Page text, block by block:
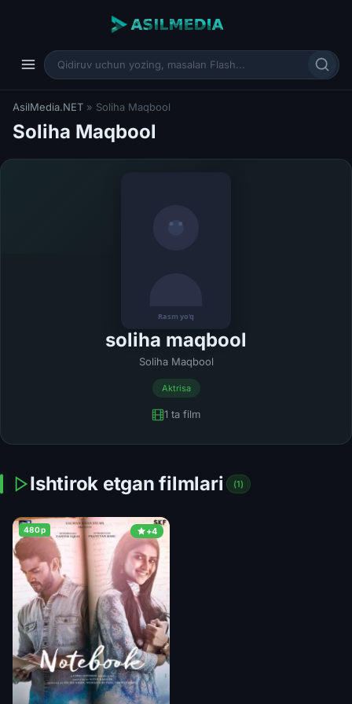
AsilMedia.NET » Soliha Maqbool
Soliha Maqbool
soliha maqbool
Soliha Maqbool
Aktrisa
1 ta film
Ishtirok etgan filmlari (1)
+4
480p